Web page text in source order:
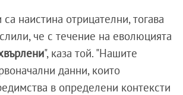
са наистина отрицателни, тогава
че с течение на еволюцията
", каза той. "Нашите
данни, които
в определени контексти